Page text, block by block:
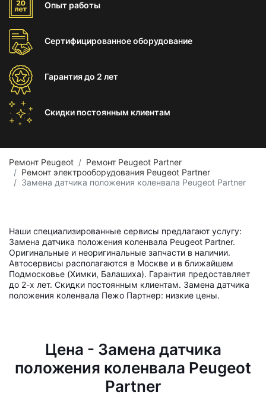
Опыт работы
Сертифицированноеоборудование
Гарантиядо 2 лет
Скидки постоянным клиентам
Ремонт Peugeot
Ремонт Peugeot Partner
Ремонт электрооборудования Peugeot Partner
Замена датчика положения коленвала Peugeot Partner
Наши специализированные сервисы предлагают услугу:
Замена датчика положения коленвала Peugeot Partner.
Оригинальные и неоригинальные запчасти в наличии.
Автосервисы располагаются в Москве и в ближайшем
Подмосковье (Химки, Балашиха). Гарантия предоставляет
до 2-х лет. Скидки постоянным клиентам. Замена датчика
положения коленвала Пежо Партнер: низкие цены.
Цена - Замена датчика
положения коленвала Peugeot
Partner